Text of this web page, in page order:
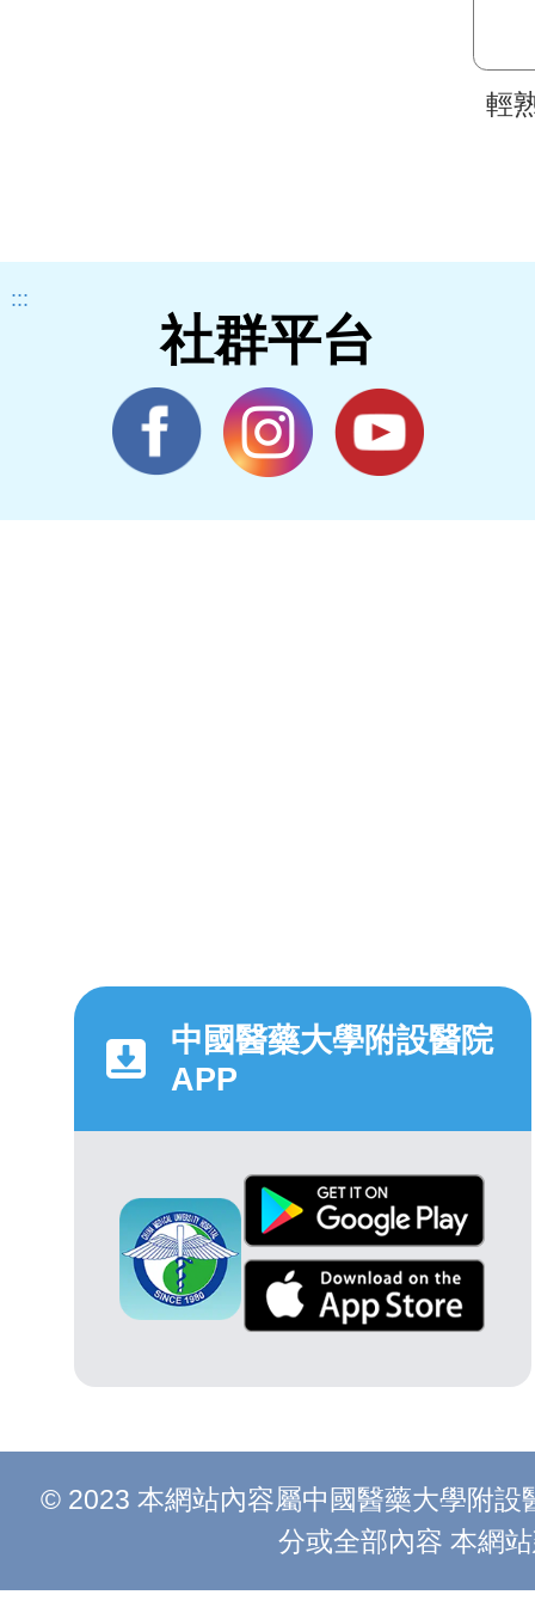
輕
:::
社群平台
中國醫藥大學附設醫院
APP
© 2023 本網站內容屬中國醫藥大學附
分或全部內容 本網